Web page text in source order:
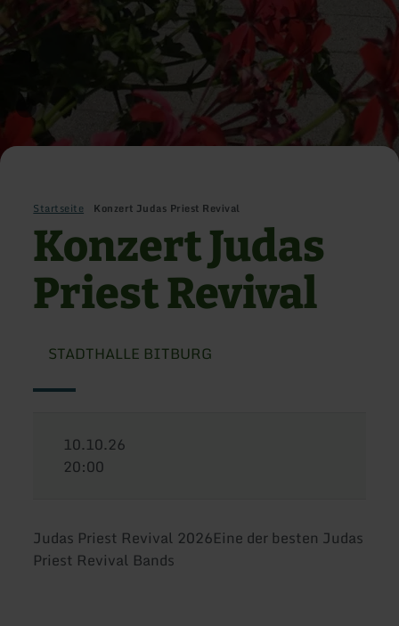
Startseite Konzert Judas Priest Revival
Konzert Judas
Priest Revival
STADTHALLE BITBURG
10.10.26
20:00
Judas Priest Revival 2026Eine der besten Judas
Priest Revival Bands